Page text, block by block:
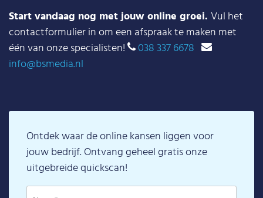
Start vandaag nog met jouw online groei. Vul het
contactformulier in om een afspraak te maken met
één van onze specialisten!
038 337 6678
info@bsmedia.nl
Ontdek waar de online kansen liggen voor
jouw bedrijf. Ontvang geheel gratis onze
uitgebreide quickscan!